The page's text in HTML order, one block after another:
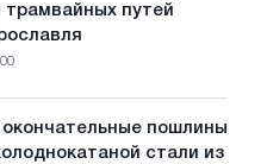
трамвайных путей
пошлины
стали из